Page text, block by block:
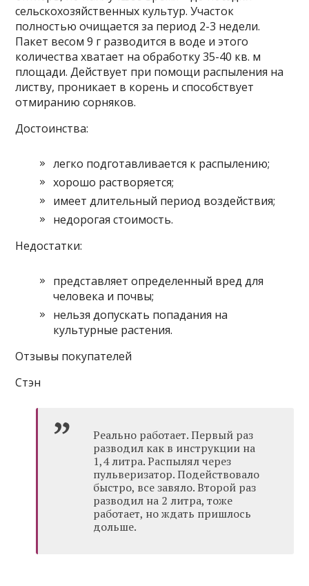
сельскохозяйственных культур. Участок
полностью очищается за период 2-3 недели.
Пакет весом 9 г разводится в воде и этого
количества хватает на обработку 35-40 кв. м
площади. Действует при помощи распыления на
листву, проникает в корень и способствует
отмиранию сорняков.
Достоинства:
легко подготавливается к распылению;
хорошо растворяется;
имеет длительный период воздействия;
недорогая стоимость.
Недостатки:
представляет определенный вред для
человека и почвы;
нельзя допускать попадания на
культурные растения.
Отзывы покупателей
Стэн
Реально работает. Первый раз
разводил как в инструкции на
1,4 литра. Распылял через
пульверизатор. Подействовало
быстро, все завяло. Второй раз
разводил на 2 литра, тоже
работает, но ждать пришлось
дольше.